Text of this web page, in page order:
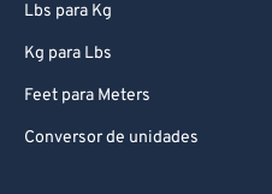
Lbs para Kg
Kg para Lbs
Feet para Meters
Conversor de unidades